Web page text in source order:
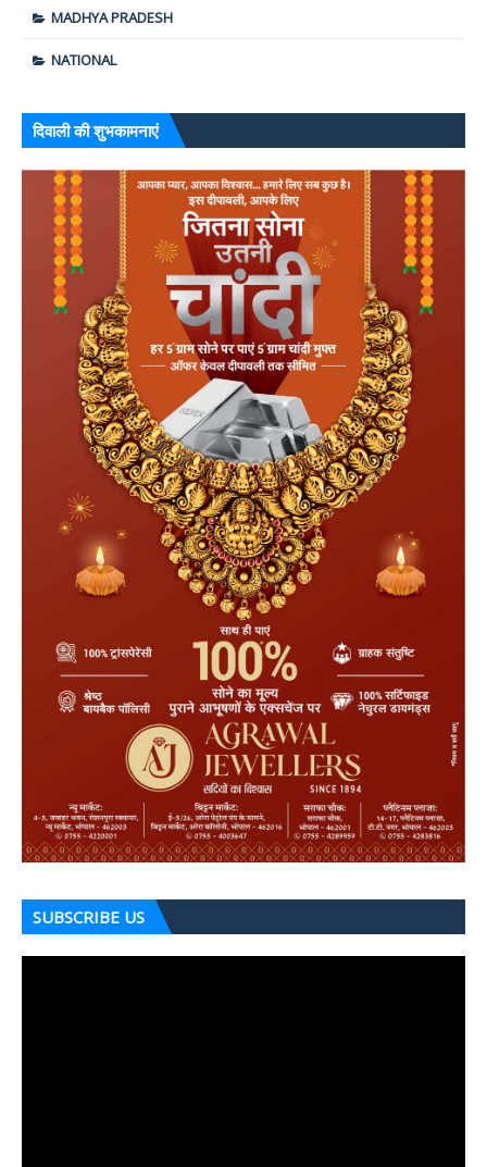
MADHYA PRADESH
NATIONAL
दिवाली की शुभकामनाएं
SUBSCRIBE US